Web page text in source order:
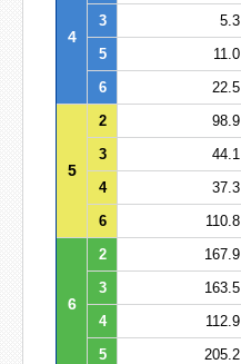
4
3
5.3
5
11.0
6
22.5
5
2 98.9
3
44.1
4
37.3
6
110.8
6
2 167.9
3
163.5
4
112.9
5
205.2